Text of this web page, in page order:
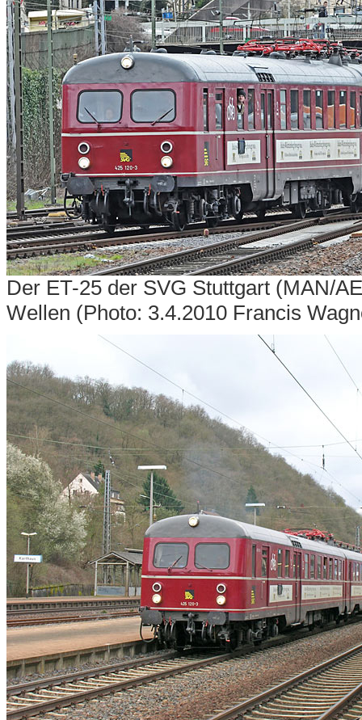
Der ET-25 der SVG Stuttgart (MAN/
Wellen (Photo: 3.4.2010 Francis